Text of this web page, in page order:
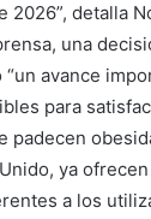
2026”, detalla
una
avance
para
padecen
ya
a los